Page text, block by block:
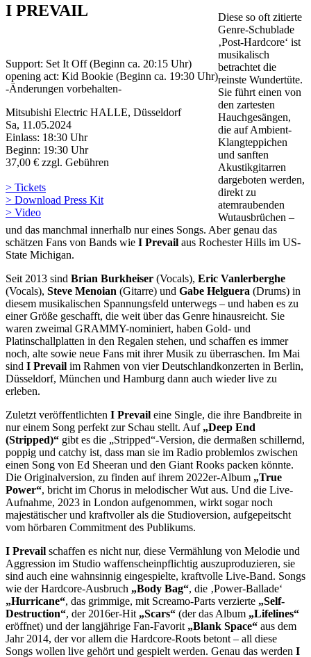
I PREVAIL
Support: Set It Off (Beginn ca. 20:15 Uhr)
opening act: Kid Bookie (Beginn ca. 19:30 Uhr)
-Änderungen vorbehalten-
Mitsubishi Electric HALLE, Düsseldorf
Sa, 11.05.2024
Einlass: 18:30 Uhr
Beginn: 19:30 Uhr
37,00 € zzgl. Gebühren
> Tickets
> Download Press Kit
> Video
Diese so oft zitierte
Genre-Schublade
‚Post-Hardcore‘ ist
musikalisch
betrachtet die
reinste Wundertüte.
Sie führt einen von
den zartesten
Hauchgesängen,
die auf Ambient-
Klangteppichen
und sanften
Akustikgitarren
dargeboten werden,
direkt zu
atemraubenden
Wutausbrüchen –
und das manchmal innerhalb nur eines Songs. Aber genau das
schätzen Fans von Bands wie I Prevail aus Rochester Hills im US-
State Michigan.
Seit 2013 sind Brian Burkheiser (Vocals), Eric Vanlerberghe
(Vocals), Steve Menoian (Gitarre) und Gabe Helguera (Drums) in
diesem musikalischen Spannungsfeld unterwegs – und haben es zu
einer Größe geschafft, die weit über das Genre hinausreicht. Sie
waren zweimal GRAMMY-nominiert, haben Gold- und
Platinschallplatten in den Regalen stehen, und schaffen es immer
noch, alte sowie neue Fans mit ihrer Musik zu überraschen. Im Mai
sind I Prevail im Rahmen von vier Deutschlandkonzerten in Berlin,
Düsseldorf, München und Hamburg dann auch wieder live zu
erleben.
Zuletzt veröffentlichten I Prevail eine Single, die ihre Bandbreite in
nur einem Song perfekt zur Schau stellt. Auf „Deep End
(Stripped)“ gibt es die „Stripped“-Version, die dermaßen schillernd,
poppig und catchy ist, dass man sie im Radio problemlos zwischen
einen Song von Ed Sheeran und den Giant Rooks packen könnte.
Die Originalversion, zu finden auf ihrem 2022er-Album „True
Power“, bricht im Chorus in melodischer Wut aus. Und die Live-
Aufnahme, 2023 in London aufgenommen, wirkt sogar noch
majestätischer und kraftvoller als die Studioversion, aufgepeitscht
vom hörbaren Commitment des Publikums.
I Prevail schaffen es nicht nur, diese Vermählung von Melodie und
Aggression im Studio waffenscheinpflichtig auszuproduzieren, sie
sind auch eine wahnsinnig eingespielte, kraftvolle Live-Band. Songs
wie der Hardcore-Ausbruch „Body Bag“, die ‚Power-Ballade‘
„Hurricane“, das grimmige, mit Screamo-Parts verzierte „Self-
Destruction“, der 2016er-Hit „Scars“ (der das Album „Lifelines“
eröffnet) und der langjährige Fan-Favorit „Blank Space“ aus dem
Jahr 2014, der vor allem die Hardcore-Roots betont – all diese
Songs wollen live gehört und gespielt werden. Genau das werden I